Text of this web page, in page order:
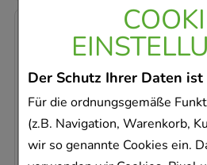
Der Schutz Ihrer Daten
Für die ordnungsgemäße
(z.B. Navigation, Warenkorb,
wir so genannte Cookies ein.
VARDENAFIL beta 10